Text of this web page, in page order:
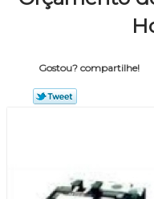
Gostou? compartilhe!